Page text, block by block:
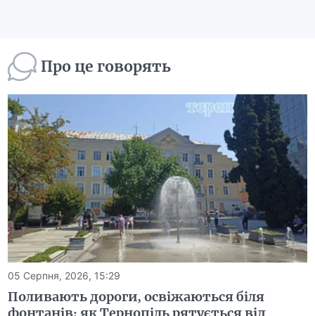
Про це говорять
05 Серпня, 2026, 15:29
Поливають дороги, освіжаються біля